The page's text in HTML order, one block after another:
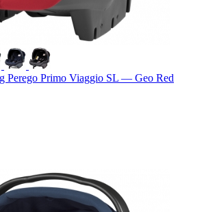
Perego Primo Viaggio SL — Geo Red